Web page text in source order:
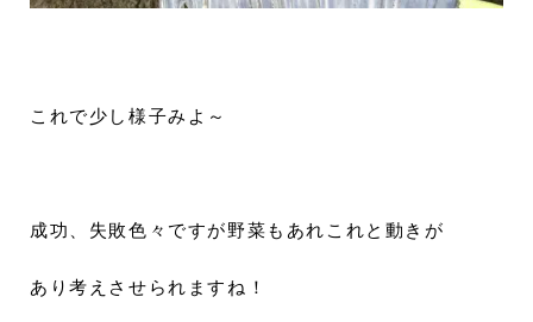
これで少し様子みよ～
成功、失敗色々ですが野菜もあれこれと動きが
あり考えさせられますね！